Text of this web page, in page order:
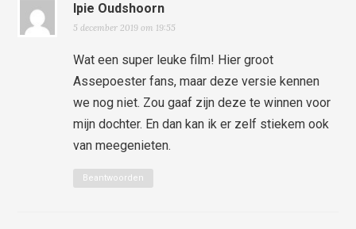
Ipie Oudshoorn
5 december 2019 om 19:55
Wat een super leuke film! Hier groot
Assepoester fans, maar deze versie kennen
we nog niet. Zou gaaf zijn deze te winnen voor
mijn dochter. En dan kan ik er zelf stiekem ook
van meegenieten.
Beantwoorden